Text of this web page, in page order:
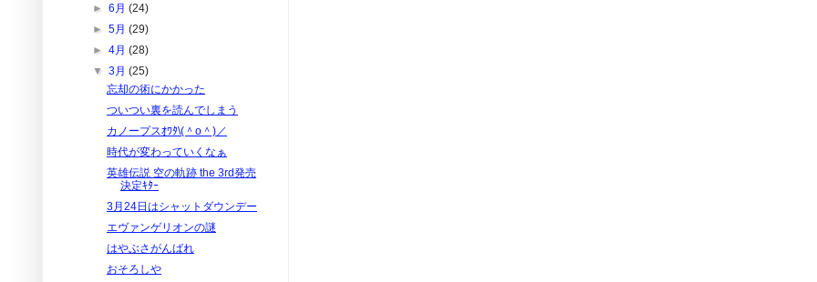
►6月(24)
►5月(29)
►4月(28)
▼3月(25)
忘却の術にかかった
ついつい裏を読んでしまう
カノープスｵﾜﾀ\(＾o＾)／
時代が変わっていくなぁ
英雄伝説 空の軌跡 the 3rd発売
決定ｷﾀｰ
3月24日はシャットダウンデー
エヴァンゲリオンの謎
はやぶさがんばれ
おそろしや